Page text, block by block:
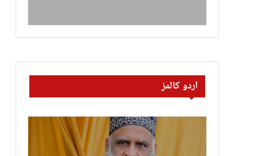
اردو کالمز